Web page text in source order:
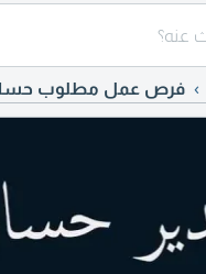
فرص عمل مطلوب